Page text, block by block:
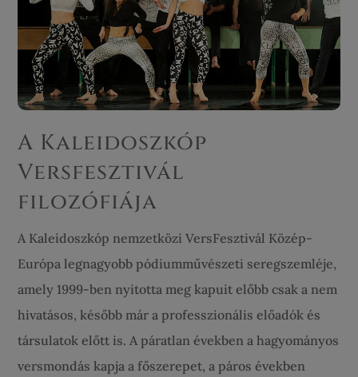
A Kaleidoszkóp
Versfesztivál
filozófiája
A Kaleidoszkóp nemzetközi VersFesztivál Közép-
Európa legnagyobb pódiumművészeti seregszemléje,
amely 1999-ben nyitotta meg kapuit előbb csak a nem
hivatásos, később már a professzionális előadók és
társulatok előtt is. A páratlan években a hagyományos
versmondás kapja a főszerepet, a páros években